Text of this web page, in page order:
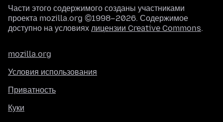
Части этого содержимого созданы участниками
проекта mozilla.org ©1998–2026. Содержимое
доступно на условиях лицензии Creative Commons.
mozilla.org
Условия использования
Приватность
Куки